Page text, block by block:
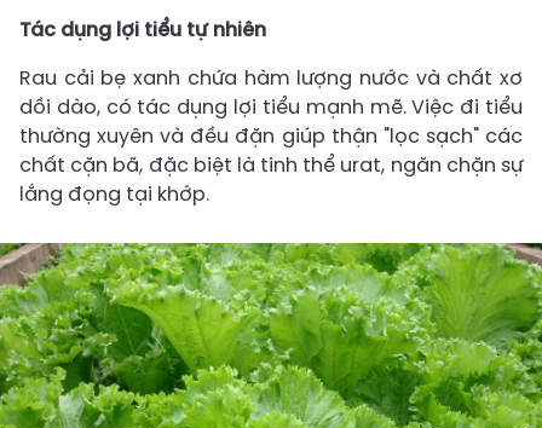
Tác dụng lợi tiểu tự nhiên
Rau cải bẹ xanh chứa hàm lượng nước và chất xơ
dồi dào, có tác dụng lợi tiểu mạnh mẽ. Việc đi tiểu
thường xuyên và đều đặn giúp thận "lọc sạch" các
chất cặn bã, đặc biệt là tinh thể urat, ngăn chặn sự
lắng đọng tại khớp.